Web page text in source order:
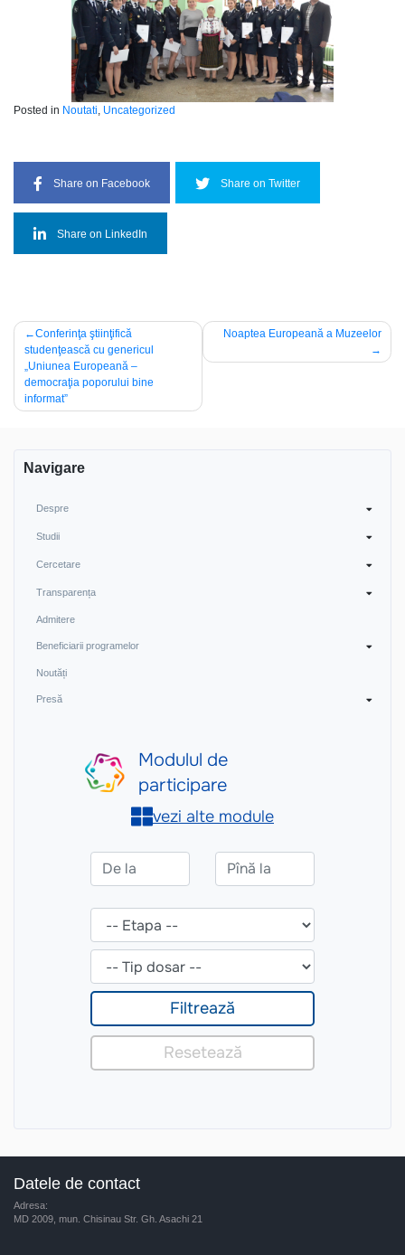
Posted in Noutati, Uncategorized
Share on Facebook Share on Twitter
Share on LinkedIn
Navigare
în
articole
Conferinţa ştiinţifică
studenţească cu genericul
„Uniunea Europeană –
democraţia poporului bine
informat”
Noaptea Europeană a Muzeelor
Navigare
Despre
Studii
Cercetare
Transparența
Admitere
Beneficiarii programelor
Noutăți
Presă
Datele de contact
Adresa:
MD 2009, mun. Chisinau Str. Gh. Asachi 21